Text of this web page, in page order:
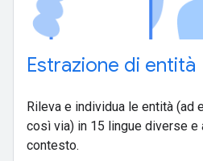
Estrazione di entità
Rileva e individua le entità (ad
così via) in 15 lingue diverse e
contesto.